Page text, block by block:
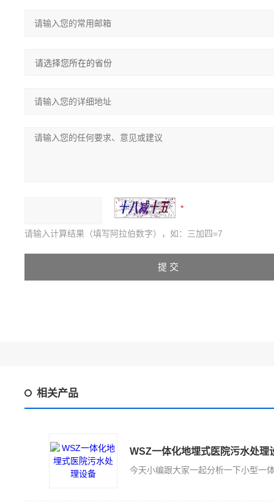
请输入计算结果（填写阿拉伯数字），如：三加四=7
相关产品
WSZ一体化地埋式医院污水处理